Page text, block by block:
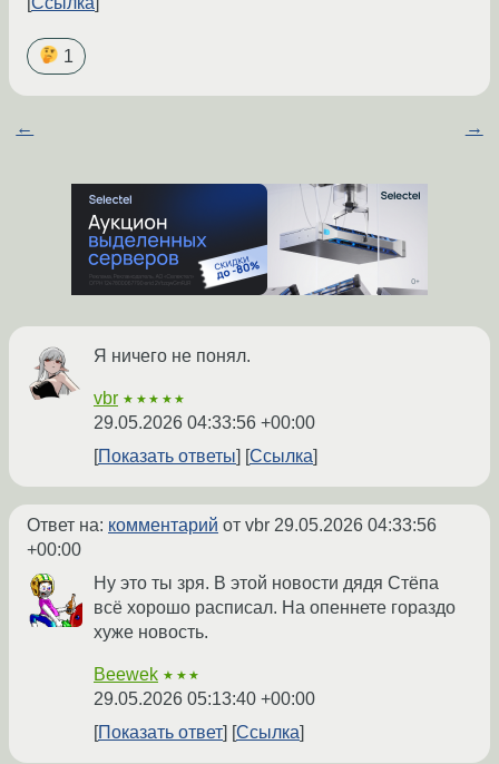
1
← →
Я ничего не понял.
vbr ★★★★★
29.05.2026 04:33:56 +00:00
Показать ответы
Ссылка
Ответ на: комментарий от vbr 29.05.2026 04:33:56
+00:00
Ну это ты зря. В этой новости дядя Стёпа
всё хорошо расписал. На опеннете гораздо
хуже новость.
Beewek ★★★
29.05.2026 05:13:40 +00:00
Показать ответ
Ссылка